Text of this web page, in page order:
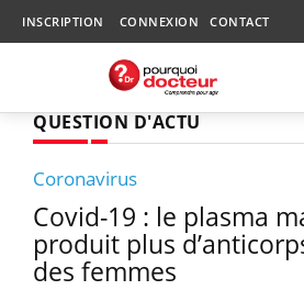
INSCRIPTION CONNEXION CONTACT
QUESTION D'ACTU
Coronavirus
Covid-19 : le plasma
produit plus
des femmes